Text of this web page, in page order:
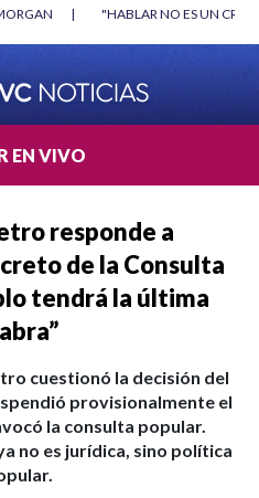
CARTA DE BETO CORAL |
EN VIVO
responde a
de la Consulta
tendrá la última
cuestionó la decisión del
provisionalmente el
la consulta popular.
no es jurídica, sino política